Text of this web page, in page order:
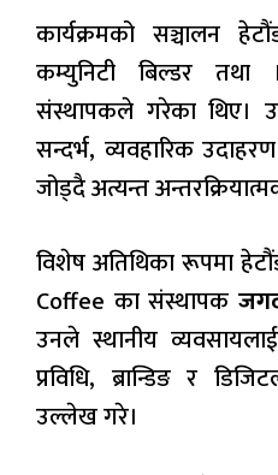
कार्यक्रमको सञ्चालन
कम्युनिटी बिल्डर
संस्थापकले गरेका थिए।
सन्दर्भ, व्यवहारिक
जोड्दै अत्यन्त
विशेष अतिथिका रूपमा
Coffee का संस्थापक
उनले स्थानीय
प्रविधि, ब्रान्डिङ र
उल्लेख गरे।